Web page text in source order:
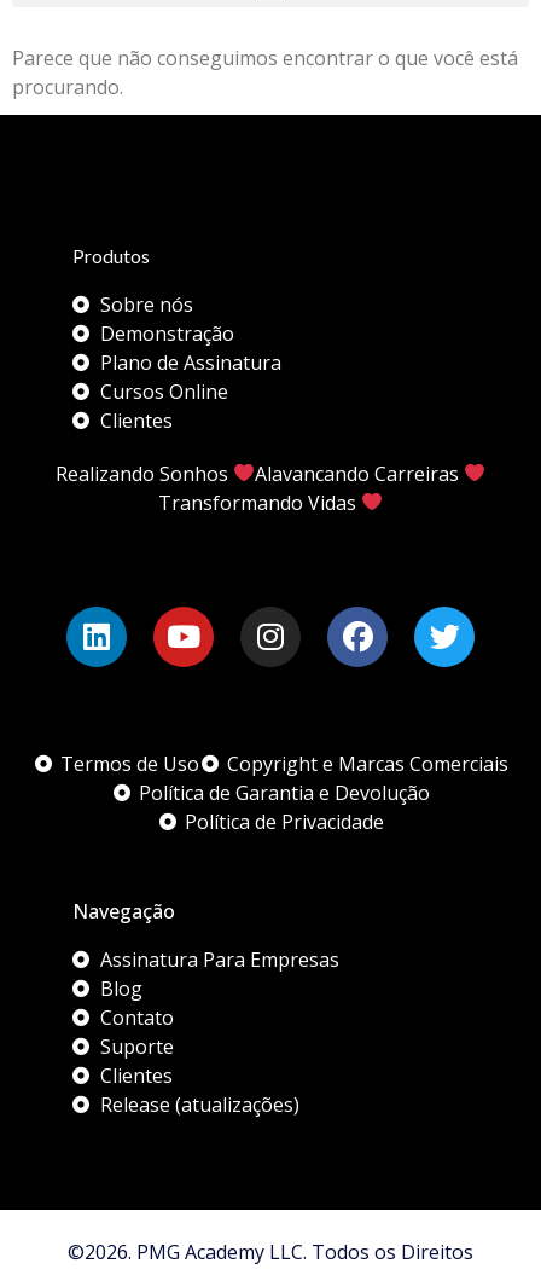
Parece que não conseguimos encontrar o que você está
procurando.
Produtos
Sobre nós
Demonstração
Plano de Assinatura
Cursos Online
Clientes
Realizando Sonhos
Alavancando Carreiras
Transformando Vidas
Termos de Uso
Copyright e Marcas Comerciais
Política de Garantia e Devolução
Política de Privacidade
Navegação
Assinatura Para Empresas
Blog
Contato
Suporte
Clientes
Release (atualizações)
©2026. PMG Academy LLC. Todos os Direitos